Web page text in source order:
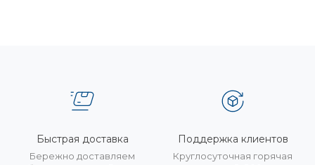
Быстрая доставка
Бережно доставляем
Поддержка клиентов
Круглосуточная горячая